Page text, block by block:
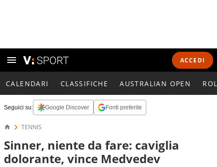
ACCEDI
CALENDARI CLASSIFICHE AUSTRALIAN OPEN
Seguici su: Google Discover Fonti preferite
TENNIS
Sinner, niente da fare: caviglia
dolorante, vince Medvedev